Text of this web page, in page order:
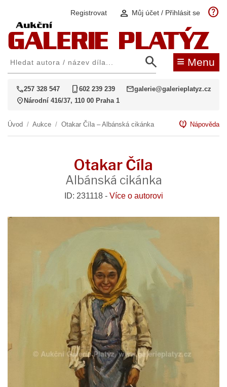
Registrovat person Můj účet / Přihlásit se help
search ≡ Menu
call257 328 547 phone_iphone602 239 239 mailgalerie@galerieplatyz.cz
location_on Národní 416/37, 110 00 Praha 1
Úvod / Aukce / Otakar Číla – Albánská cikánka contact_support Nápověda
Otakar Číla
Albánská cikánka
ID: 231118 - Více o autorovi